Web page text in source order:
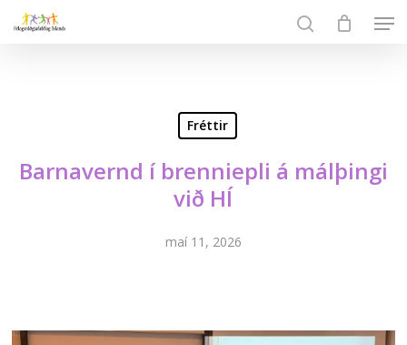
Fréttir
Barnavernd í brenniepli á málþingi
við HÍ
maí 11, 2026